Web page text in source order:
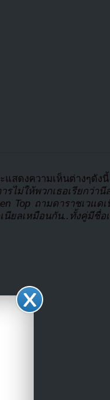
แสดงความเห็นต่างๆดั
ไม่ให้พวกเธอเรียกว่า
Top ถามดาราชเวแด
นียลเหมือนกัน..ทั้งคู่มีชื่อ